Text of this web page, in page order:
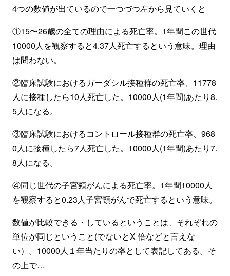
4つの数値が出ているので一つづつ左から見ていくと
①15〜26歳の全ての理由による死亡率。1年間この世代
10000人を観察すると4.37人死亡するという意味。理由
は問わない。
②臨床試験におけるガーダシル接種群の死亡率、11778
人に接種したら10人死亡した。10000人(1年間)あたり8.
5人になる。
③臨床試験におけるコントロール接種群の死亡率、968
0人に接種したら7人死亡した。10000人(1年間)あたり7.
8人になる。
④同じ世代の子宮頸がんによる死亡率。1年間10000人
を観察すると0.23人子宮頸がんで死亡するという意味。
数値が比較できる・しているということは、それぞれの
単位が同じということ(でないとX 倍などと言えな
い）。10000人１年当たりの率として表記してある。そ
の上で…